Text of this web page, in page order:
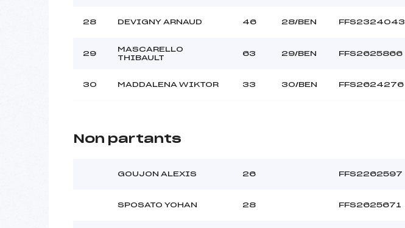
28 DEVIGNY ARNAUD 46 28/BEN FFS2324043
29
MASCARELLO
THIBAULT
63 29/BEN FFS2625866
30 MADDALENA WIKTOR 33 30/BEN FFS2624276
Non partants
GOUJON ALEXIS 26 FFS2262597
SPOSATO YOHAN 28 FFS2625671